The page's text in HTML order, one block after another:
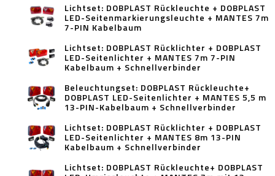
Lichtset: DOBPLAST Rückleuchte + DOBPLAST
LED-Seitenmarkierungsleuchte + MANTES 7m
7-PIN Kabelbaum
Lichtset: DOBPLAST Rücklichter + DOBPLAST
LED-Seitenlichter + MANTES 7m 7-PIN
Kabelbaum + Schnellverbinder
Beleuchtungset: DOBPLAST Rückleuchte+
DOBPLAST LED-Seitenlichter + MANTES 5,5 m
13-PIN-Kabelbaum + Schnellverbinder
Lichtset: DOBPLAST Rücklichter + DOBPLAST
LED-Seitenlichter + MANTES 8m 13-PIN
Kabelbaum + Schnellverbinder
Lichtset: DOBPLAST Rückleuchte+ DOBPLAST